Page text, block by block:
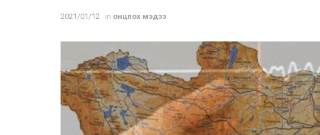
2021/01/12 in онцлох мэдээ